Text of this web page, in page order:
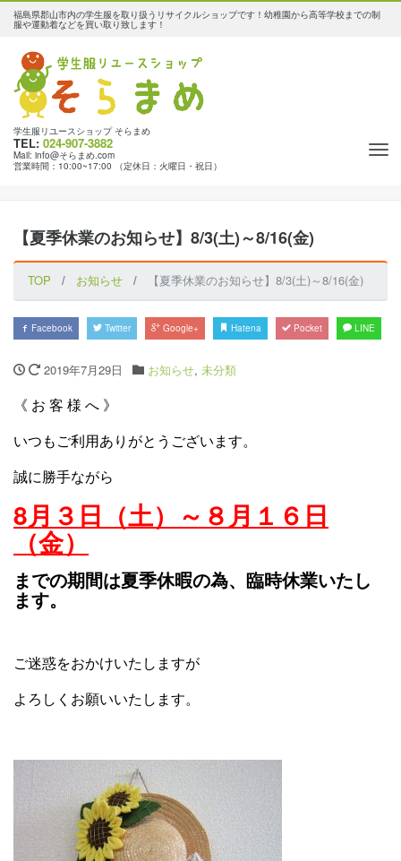
福島県郡山市内の学生服を取り扱うリサイクルショップです！幼稚園から高等学校までの制
服や運動着などを買い取り致します！
学生服リユースショップ そらまめ
TEL: 024-907-3882
Mail: info@そらまめ.com
営業時間：10:00~17:00 （定休日：火曜日・祝日）
【夏季休業のお知らせ】8/3(土)～8/16(金)
TOP お知らせ 【夏季休業のお知らせ】8/3(土)～8/16(金)
Facebook Twitter Google+ Hatena Pocket LINE
2019年7月29日 お知らせ, 未分類
《 お 客 様 へ 》
いつもご利用ありがとうございます。
誠に勝手ながら
8月３ 日（土）～８月１６日
（金）
までの期間は夏季休暇の為、 臨時休業いたし
ます。
ご迷惑をおかけいたしますが
よろしくお願いいたします。